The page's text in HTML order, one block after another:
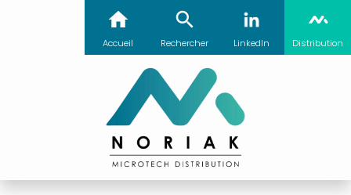
Accueil Rechercher LinkedIn Distribution